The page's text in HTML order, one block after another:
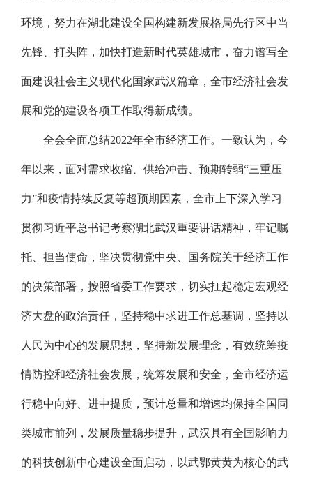
环境，努力在湖北建设全国构建新发展格局先行区中当
先锋、打头阵，加快打造新时代英雄城市，奋力谱写全
面建设社会主义现代化国家武汉篇章，全市经济社会发
展和党的建设各项工作取得新成绩。
全会全面总结2022年全市经济工作。一致认为，今
年以来，面对需求收缩、供给冲击、预期转弱“三重压
力”和疫情持续反复等超预期因素，全市上下深入学习
贯彻习近平总书记考察湖北武汉重要讲话精神，牢记嘱
托、担当使命，坚决贯彻党中央、国务院关于经济工作
的决策部署，按照省委工作要求，切实扛起稳定宏观经
济大盘的政治责任，坚持稳中求进工作总基调，坚持以
人民为中心的发展思想，坚持新发展理念，有效统筹疫
情防控和经济社会发展，统筹发展和安全，全市经济运
行稳中向好、进中提质，预计总量和增速均保持全国同
类城市前列，发展质量稳步提升，武汉具有全国影响力
的科技创新中心建设全面启动，以武鄂黄黄为核心的武